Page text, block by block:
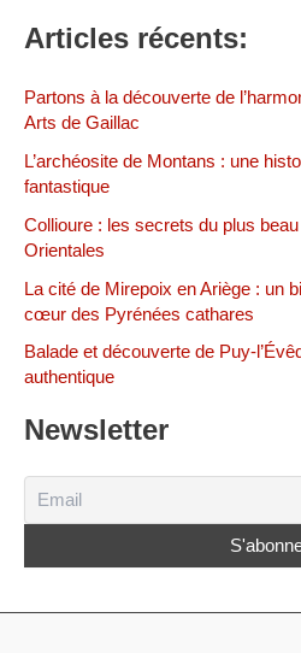
Articles récents:
Partons à la découverte de
Arts de Gaillac
L’archéosite de Montans : une
fantastique
Collioure : les secrets du plus
Orientales
La cité de Mirepoix en Ariège : un
cœur des Pyrénées cathares
Balade et découverte de Puy-
authentique
Newsletter